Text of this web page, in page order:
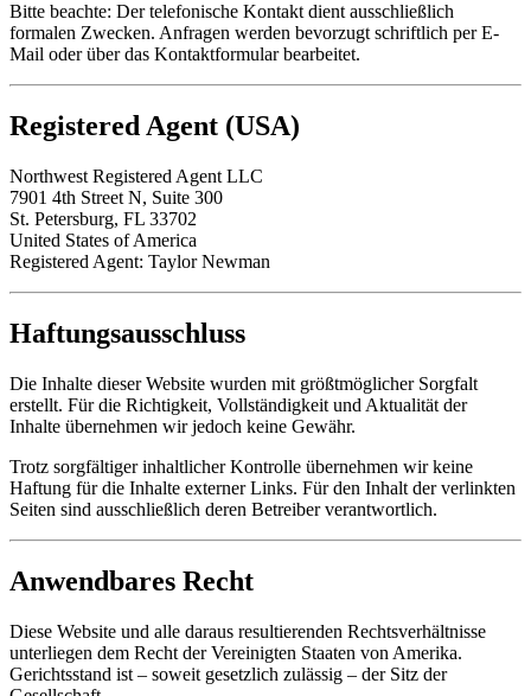
Bitte beachte: Der telefonische Kontakt dient ausschließlich
formalen Zwecken. Anfragen werden bevorzugt schriftlich per E-
Mail oder über das Kontaktformular bearbeitet.
Registered Agent (USA)
Northwest Registered Agent LLC
7901 4th Street N, Suite 300
St. Petersburg, FL 33702
United States of America
Registered Agent: Taylor Newman
Haftungsausschluss
Die Inhalte dieser Website wurden mit größtmöglicher Sorgfalt
erstellt. Für die Richtigkeit, Vollständigkeit und Aktualität der
Inhalte übernehmen wir jedoch keine Gewähr.
Trotz sorgfältiger inhaltlicher Kontrolle übernehmen wir keine
Haftung für die Inhalte externer Links. Für den Inhalt der verlinkten
Seiten sind ausschließlich deren Betreiber verantwortlich.
Anwendbares Recht
Diese Website und alle daraus resultierenden Rechtsverhältnisse
unterliegen dem Recht der Vereinigten Staaten von Amerika.
Gerichtsstand ist – soweit gesetzlich zulässig – der Sitz der